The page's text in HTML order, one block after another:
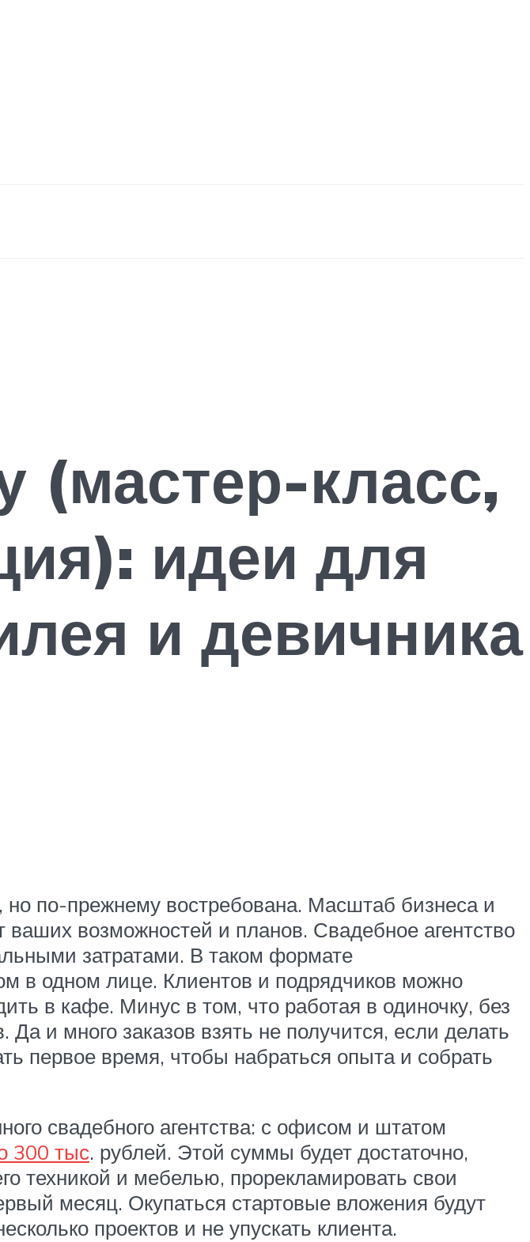
(мастер-класс,
идеи для
и девичника
но по-прежнему востребована. Масштаб бизнеса и
возможностей и планов. Свадебное агентство
затратами. В таком формате
в одном лице. Клиентов и подрядчиков можно
в кафе. Минус в том, что работая в одиночку, без
и много заказов взять не получится, если делать
первое время, чтобы набраться опыта и собрать
свадебного агентства: с офисом и штатом
300 тыс. рублей. Этой суммы будет достаточно,
техникой и мебелью, прорекламировать свои
месяц. Окупаться стартовые вложения будут
проектов и не упускать клиента.